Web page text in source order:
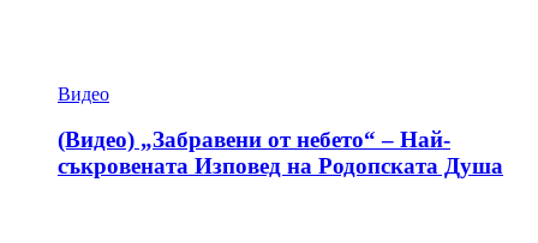
Видео
(Видео) „Забравени от небето“ – Най-
съкровената Изповед на Родопската Душа